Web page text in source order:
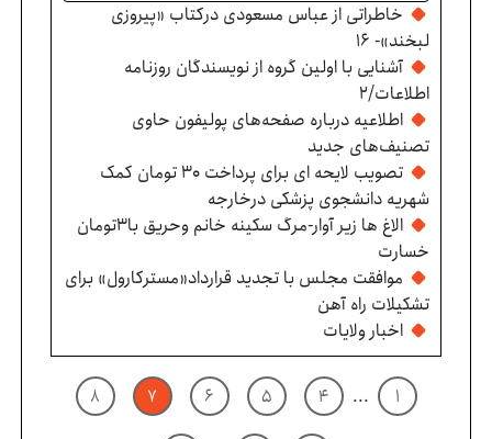
خاطراتی از عباس مسعودی درکتاب «پیروزی
لبخند»- ۱۶
آشنایی با اولین گروه از نویسندگان روزنامه
اطلاعات/۲
اطلاعیه درباره صفحه‌های پولیفون حاوی
تصنیف‌های جدید
تصویب لایحه ای برای پرداخت ۳۰ تومان کمک
شهریه دانشجوی پزشکی درخارجه
الاغ ها زیر آوار-مرگ سکینه خانم وحریق با۳تومان
خسارت
موافقت مجلس با تجدید قرارداد«مسترکارول» برای
تشکیلات راه آهن
اخبار ولایات
۱ ... ۴ ۵ ۶ ۷ ۸